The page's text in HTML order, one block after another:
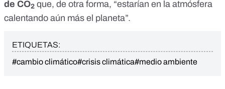
de CO2 que, de otra forma, “estarían en la atmósfera
calentando aún más el planeta”.
ETIQUETAS:
#cambio climático#crisis climática#medio ambiente